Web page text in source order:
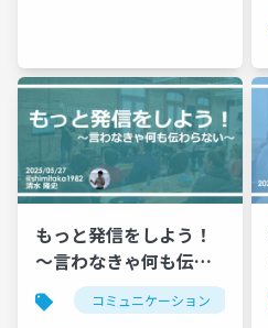
もっと発信をしよう！
～言わなきゃ何も伝わ
らない～コミュニケーション